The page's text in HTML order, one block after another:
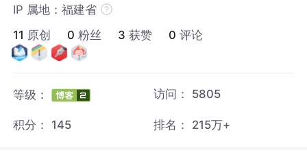
IP 属地：福建省
11 原创 0 粉丝 3 获赞 0 评论
等级： 访问： 5805
积分： 145 排名： 215万+